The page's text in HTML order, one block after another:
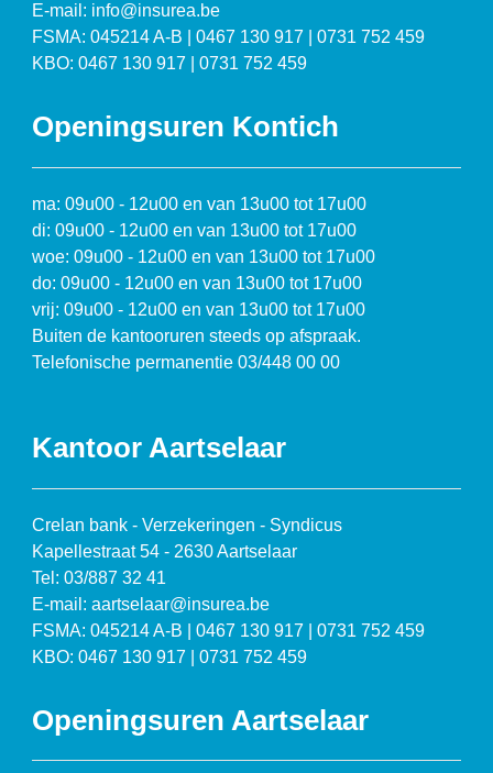
E-mail: info@insurea.be
FSMA: 045214 A-B | 0467 130 917 | 0731 752 459
KBO: 0467 130 917 | 0731 752 459
Openingsuren Kontich
ma: 09u00 - 12u00 en van 13u00 tot 17u00
di: 09u00 - 12u00 en van 13u00 tot 17u00
woe: 09u00 - 12u00 en van 13u00 tot 17u00
do: 09u00 - 12u00 en van 13u00 tot 17u00
vrij: 09u00 - 12u00 en van 13u00 tot 17u00
Buiten de kantooruren steeds op afspraak.
Telefonische permanentie 03/448 00 00
Kantoor Aartselaar
Crelan bank - Verzekeringen - Syndicus
Kapellestraat 54 - 2630 Aartselaar
Tel: 03/887 32 41
E-mail: aartselaar@insurea.be
FSMA: 045214 A-B | 0467 130 917 | 0731 752 459
KBO: 0467 130 917 | 0731 752 459
Openingsuren Aartselaar